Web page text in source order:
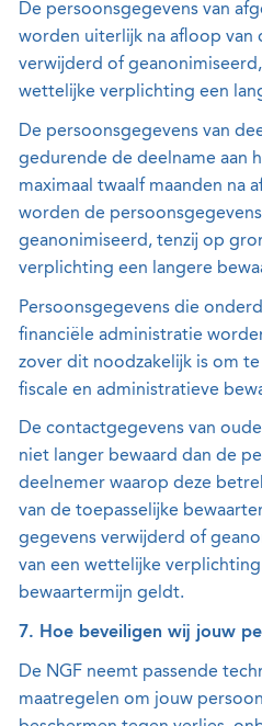
De persoonsgegevens van
worden uiterlijk na afloop van
verwijderd of
wettelijke verplichting een
De persoonsgegevens van
gedurende de deelname aan
maximaal twaalf maanden na
worden de
geanonimiseerd, tenzij op
verplichting een langere
Persoonsgegevens die
financiële administratie
zover dit noodzakelijk is om
fiscale en administratieve
De contactgegevens van
niet langer bewaard dan de
deelnemer waarop deze
van de toepasselijke
gegevens verwijderd of
van een wettelijke
bewaartermijn geldt.
7. Hoe beveiligen wij jouw
De NGF neemt passende
maatregelen om jouw